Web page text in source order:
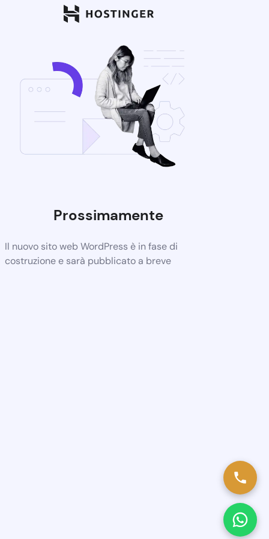
Prossimamente
Il nuovo sito web WordPress è in fase di
costruzione e sarà pubblicato a breve